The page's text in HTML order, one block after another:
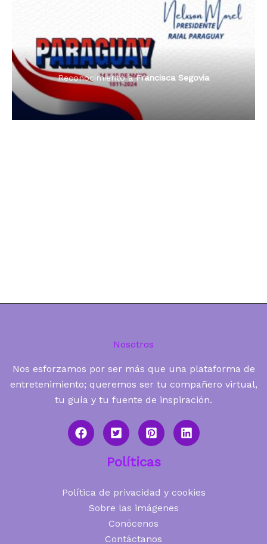
Dama de Oro 2024
Reconocimiento aFrancisca Segovia
Reconocimiento aFrancisca Segovia
Radio Tribuna Abierta
Radio Tribuna Abierta
Radio Oñondivepa Paraguay
Premio Orgullo Paraguayo
Reconocimiento aFrancisca Segovia
Nosotros
Nos esforzamos por ser más que una plataforma de
entretenimiento; queremos ser tu compañero virtual,
tu guía y tu fuente de inspiración.
Políticas
Política de privacidad y cookies
Sobre las imágenes
Conócenos
Contáctanos